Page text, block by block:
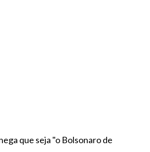
que seja "o Bolsonaro de